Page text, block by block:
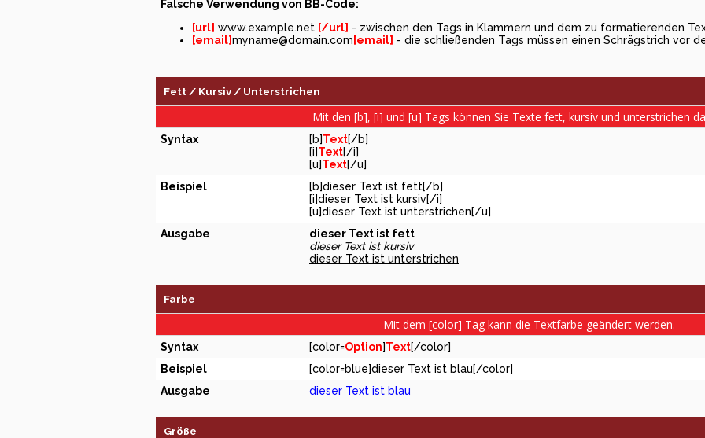
Falsche Verwendung von BB-Code:
[url] www.example.net [/url] - zwischen den Tags in Klammern und dem zu formatierenden
[email]myname@domain.com [email] - die schließenden Tags müssen einen Schrägstrich vor
Fett / Kursiv / Unterstrichen
Mit den [b], [i] und [u] Tags können Sie Texte fett, kursiv und unterstrichen
Syntax [b]Text[/b]
[i]Text[/i]
[u]Text[/u]
Beispiel
[b]dieser Text ist fett[/b]
[i]dieser Text ist kursiv[/i]
[u]dieser Text ist unterstrichen[/u]
Ausgabe
dieser Text ist fett
dieser Text ist kursiv
dieser Text ist unterstrichen
Farbe
Mit dem [color] Tag kann die Textfarbe geändert werden.
Syntax [color=Option]Text[/color]
Beispiel
[color=blue]dieser Text ist blau[/color]
Ausgabe
dieser Text ist blau
Größe